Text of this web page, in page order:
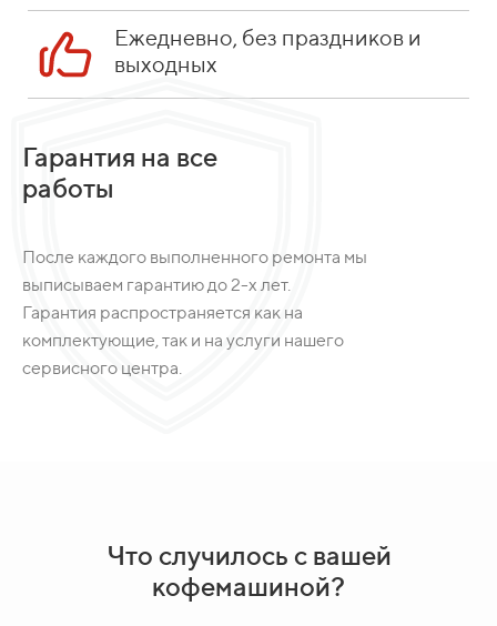
Ежедневно, без праздников и
выходных
Гарантия на все
работы
После каждого выполненного ремонта мы
выписываем гарантию до 2-х лет.
Гарантия распространяется как на
комплектующие, так и на услуги нашего
сервисного центра.
Что случилось с вашей
кофемашиной?